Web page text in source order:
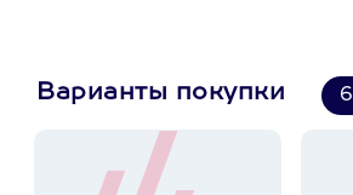
Варианты покупки 6